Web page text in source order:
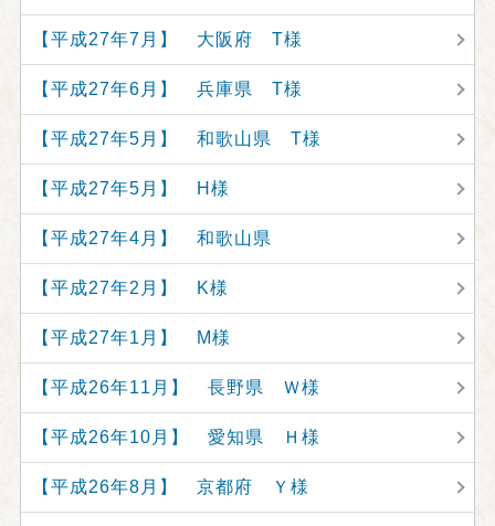
【平成27年7月】 大阪府 T様
【平成27年6月】 兵庫県 T様
【平成27年5月】 和歌山県 T様
【平成27年5月】 H様
【平成27年4月】 和歌山県
【平成27年2月】 K様
【平成27年1月】 M様
【平成26年11月】 長野県 Ｗ様
【平成26年10月】 愛知県 Ｈ様
【平成26年8月】 京都府 Ｙ様